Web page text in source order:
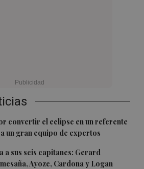
convertir el eclipse en un referente
un gran equipo de expertos
a sus seis capitanes: Gerard
Ayoze, Cardona y Logan